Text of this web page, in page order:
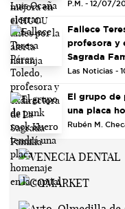
P.M. - 12/07/
Fallece
profesora y
Sagrada
Las Noticias -
El grupo de
una placa
Rubén M.